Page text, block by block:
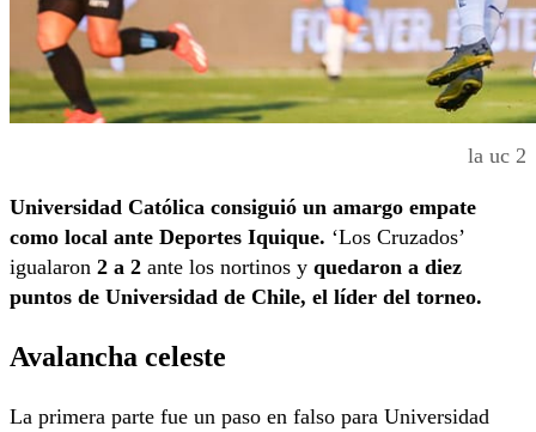
la uc 2
Universidad Católica consiguió un amargo empate
como local ante Deportes Iquique. ‘Los Cruzados’
igualaron 2 a 2 ante los nortinos y quedaron a diez
puntos de Universidad de Chile, el líder del torneo.
Avalancha celeste
La primera parte fue un paso en falso para Universidad